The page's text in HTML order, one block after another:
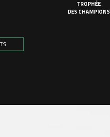
TROPHÉE
DES CHAMPIONS